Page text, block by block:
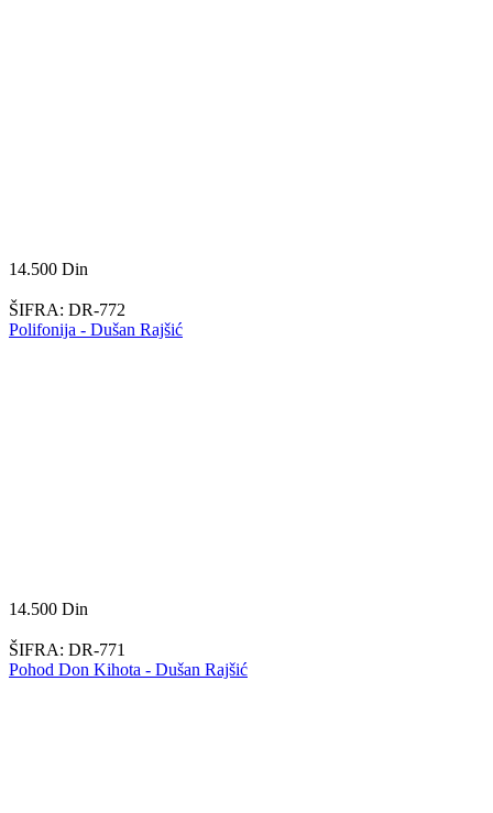
14.500 Din
ŠIFRA: DR-772
Polifonija - Dušan Rajšić
14.500 Din
ŠIFRA: DR-771
Pohod Don Kihota - Dušan Rajšić